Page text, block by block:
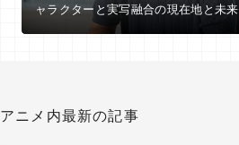
ャラクターと実写融合の現在地と未来
アニメ内最新の記事